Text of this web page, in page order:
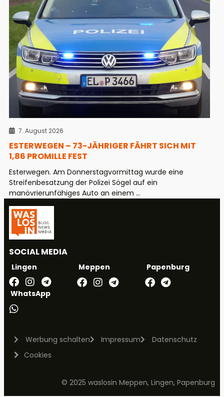
7. August 2026
ESTERWEGEN – 73-JÄHRIGER FÄHRT SICH MIT
1,86 PROMILLE FEST
Esterwegen. Am Donnerstagvormittag wurde eine
Streifenbesatzung der Polizei Sögel auf ein
manövrierunfähiges Auto an einem ...
SOCIAL MEDIA
Lingen Meppen Papenburg
WhatsApp
Werbung schalten Impressum
Datenschutz
Cookies
© 2025 waslosin Meppen, Lingen, Papenburg